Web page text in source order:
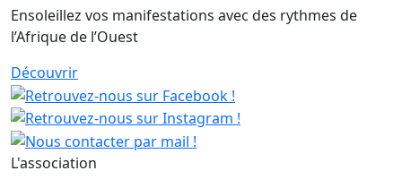
Ensoleillez vos manifestations avec des rythmes de
l’Afrique de l’Ouest
Découvrir
L'association